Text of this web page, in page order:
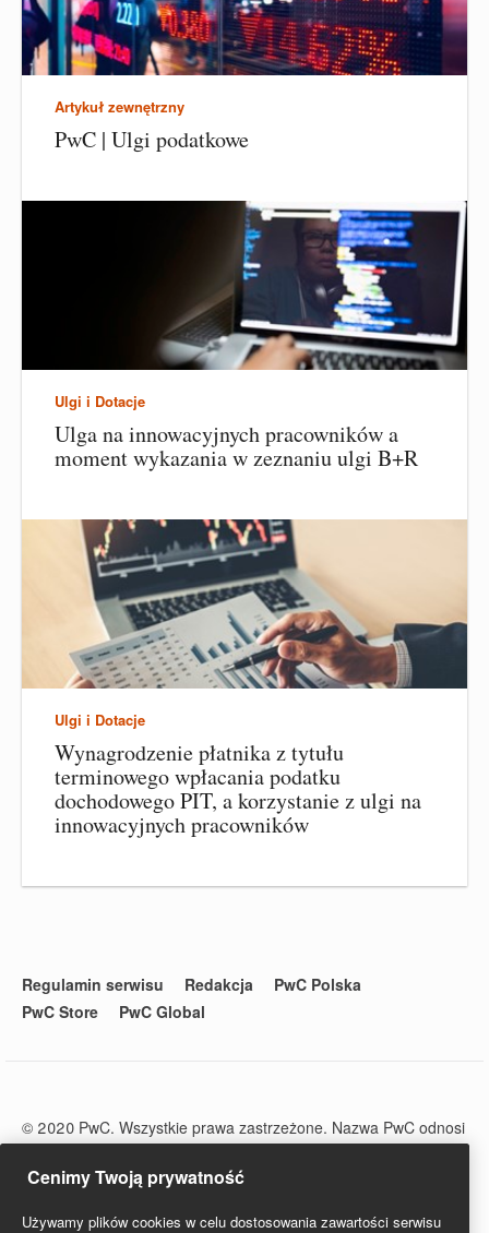
Artykuł zewnętrzny
PwC | Ulgi podatkowe
Ulgi i Dotacje
Ulga na innowacyjnych pracowników a
moment wykazania w zeznaniu ulgi B+R
Ulgi i Dotacje
Wynagrodzenie płatnika z tytułu
terminowego wpłacania podatku
dochodowego PIT, a korzystanie z ulgi na
innowacyjnych pracowników
Regulamin serwisu Redakcja
PwC Polska
PwC Store
PwC Global
© 2020 PwC. Wszystkie prawa zastrzeżone. Nazwa PwC odnosi
się do firm wchodzących w skład sieci PwC, z których każda
stanowi odrębny podmiot prawny. Więcej informacji na stronie
www.pwc.com/structure.
PwC Studio - Prawo i Podatki jest zarejestrowanym tytułem
Cenimy Twoją prywatność
Używamy plików cookies w celu dostosowania zawartości serwisu